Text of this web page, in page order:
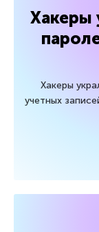
Хакеры
Хакеры
учетных